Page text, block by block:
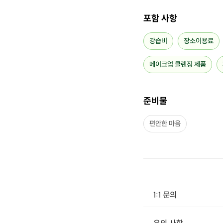
[신청 시 유의사항]
·구매 시 호스트 연락처
·프립에서 구매 후 호스
·예약 확정 시 환불이 불
·예약 시간에 맞추어 늦
포함 사항
강습비 장소이용료
메이크업 클렌징 제품
준비물
편안한 마음
1:1 문의